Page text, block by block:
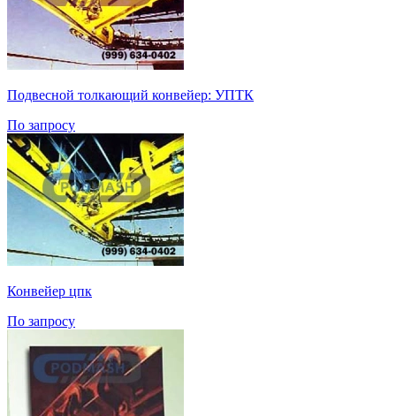
Подвесной толкающий конвейер: УПТК
По запросу
Конвейер цпк
По запросу